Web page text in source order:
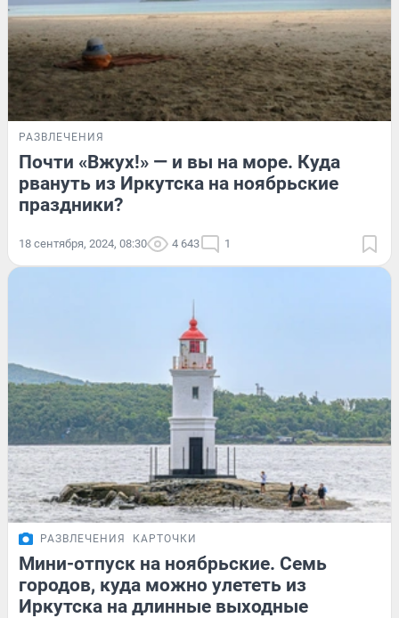
РАЗВЛЕЧЕНИЯ
Почти «Вжух!» — и вы на море. Куда
рвануть из Иркутска на ноябрьские
праздники?
18 сентября, 2024, 08:30 4 643 1
РАЗВЛЕЧЕНИЯ КАРТОЧКИ
Мини-отпуск на ноябрьские. Семь
городов, куда можно улететь из
Иркутска на длинные выходные